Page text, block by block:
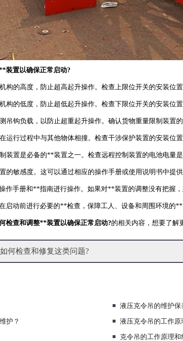
装置以确保正常启动?
构的高度，防止超高起升操作。检查上限位开关的安装位
构的低度，防止超低起升操作。检查下限位开关的安装位
吊钩负载，以防止超重起升操作。确认货物重量限制装置
运行过程中与其他物体相撞。检查干涉保护装置的安装位
装置是必备的**装置之一。检查远程控制装置的电池电量
敏感度。这可以通过相应的操作手册或使用说明书中提供
手册和**指南进行操作。如果对**装置的调整没有把握
启动前进行必要的**检查，保障工人、设备和周围环境的
检查和调整**装置以确保正常启动?的相关内容，想要了解
何检查和修复这类问题?
液压克令吊的维护
护？ 液压克令吊的工作
克令吊的工作原理